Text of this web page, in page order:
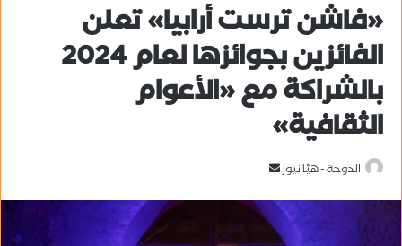
«فاشن ترست أرابيا» تعلن
الفائزين بجوائزها لعام 2024
بالشراكة مع «الأعوام
الثقافية»
الدوحة - هيّا نيوز
س